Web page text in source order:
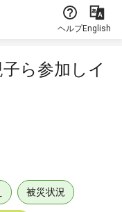
ヘルプEnglish
ら参加しイ
被災状況